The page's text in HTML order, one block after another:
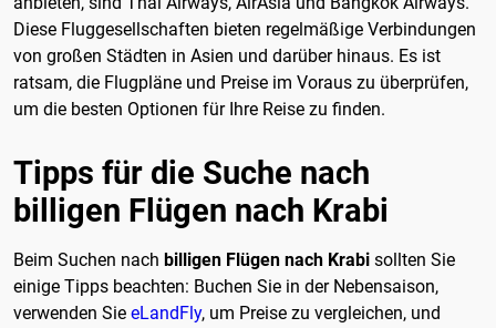
Diese Fluggesellschaften bieten regelmäßige Verbindungen
von großen Städten in Asien und darüber hinaus. Es ist
ratsam, die Flugpläne und Preise im Voraus zu überprüfen,
um die besten Optionen für Ihre Reise zu finden.
Tipps für die Suche nach
billigen Flügen nach Krabi
Beim Suchen nach billigen Flügen nach Krabi sollten Sie
einige Tipps beachten: Buchen Sie in der Nebensaison,
verwenden Sie eLandFly, um Preise zu vergleichen, und